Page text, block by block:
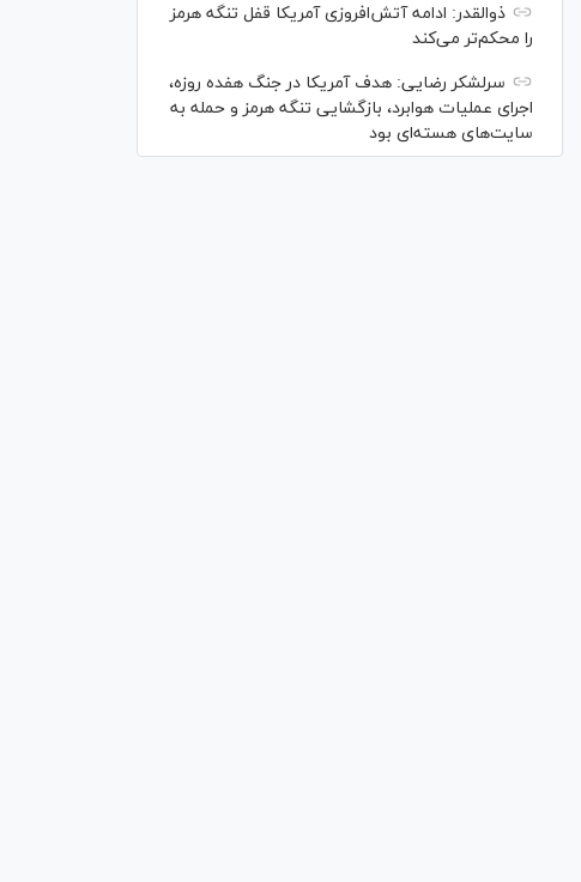
ذوالقدر: ادامه آتش‌افروزی آمریکا قفل تنگه هرمز
را محکم‌تر می‌کند
سرلشکر رضایی: هدف آمریکا در جنگ هفده روزه،
اجرای عملیات هوابرد، بازگشایی تنگه هرمز و حمله به
سایت‌های هسته‌ای بود